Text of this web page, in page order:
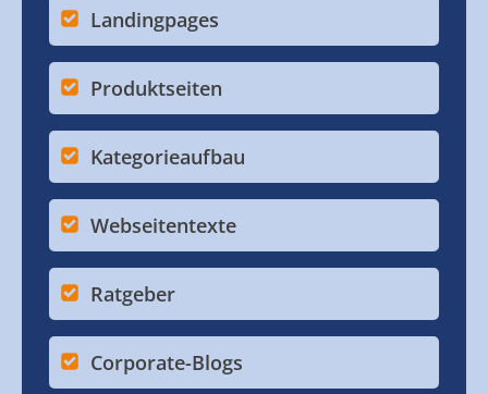
Landingpages
Produktseiten
Kategorieaufbau
Webseitentexte
Ratgeber
Corporate-Blogs